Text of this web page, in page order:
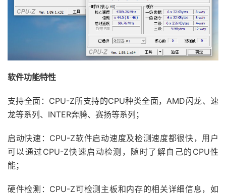
软件功能特性
支持全面：CPU-Z所支持的CPU种类全面，AMD闪龙、速
龙等系列、INTER奔腾、赛扬等系列；
启动快速：CPU-Z软件启动速度及检测速度都很快，用户
可以通过CPU-Z快速启动检测，随时了解自己的CPU性
能；
硬件检测：CPU-Z可检测主板和内存的相关详细信息，如